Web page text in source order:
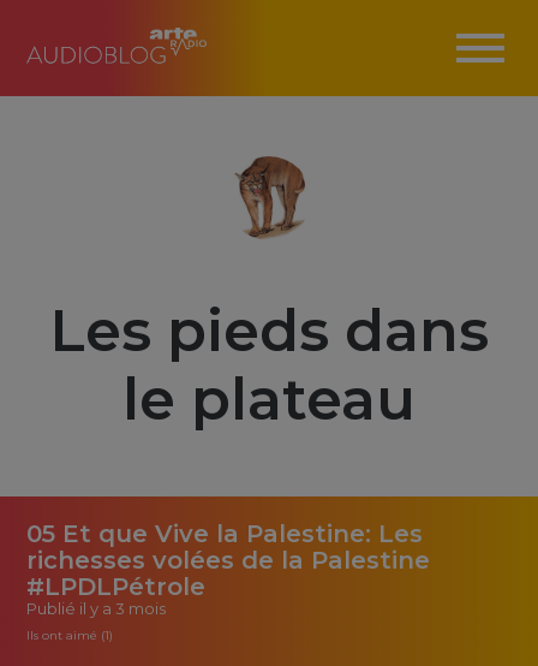
Les pieds dans
le plateau
05 Et que Vive la Palestine: Les
richesses volées de la Palestine
#LPDLPétrole
Publié il y a 3 mois
Ils ont aimé (1)